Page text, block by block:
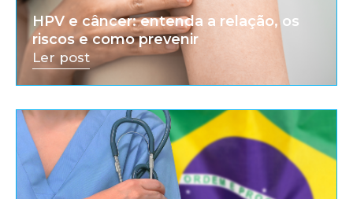
HPV e câncer: entenda a relação, os
riscos e como prevenir
Ler post